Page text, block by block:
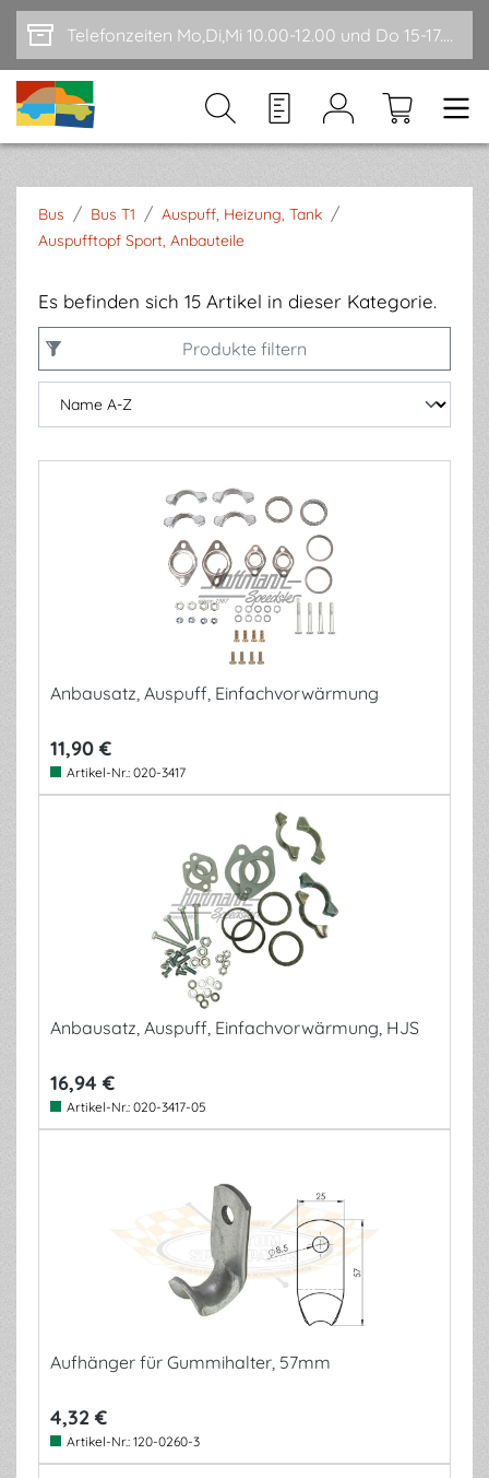
Zum Hauptinhalt springen Telefonzeiten Mo,Di,Mi 10.00-12.00 und Do 15-17.00
Bus / Bus T1 / Auspuff, Heizung, Tank /
Auspufftopf Sport, Anbauteile
Es befinden sich 15 Artikel in dieser Kategorie.
Produkte filtern
Anbausatz, Auspuff, Einfachvorwärmung
11,90 €
Artikel-Nr.: 020-3417
Anbausatz, Auspuff, Einfachvorwärmung, HJS
16,94 €
Artikel-Nr.: 020-3417-05
Aufhänger für Gummihalter, 57mm
4,32 €
Artikel-Nr.: 120-0260-3